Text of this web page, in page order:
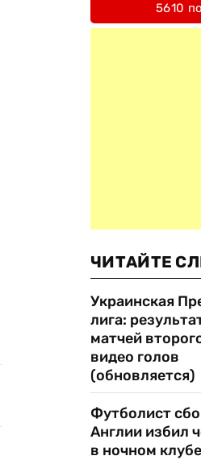
5610
ЧИТАЙТЕ
Украинская
лига:
матчей
видео голов
(обновляется)
Футболист
Англии избил
в ночном клубе